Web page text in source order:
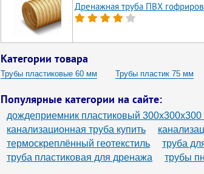
Дренажная труба ПВХ
Категории товара
Трубы пластиковые 60 мм Трубы пластик 75 мм
Популярные категории на сайте:
дождеприемник пластиковый
канализационная труба купить
термоскреплённый геотекстиль
труба
труба пластиковая для дренажа
трубы